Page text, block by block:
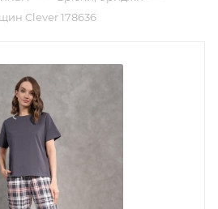
Clever 178636